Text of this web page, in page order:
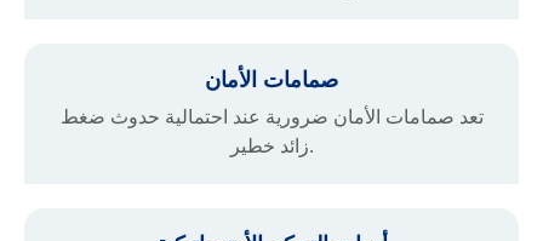
صمامات الأمان
تعد صمامات الأمان ضرورية عند احتمالية حدوث ضغط
زائد خطير.